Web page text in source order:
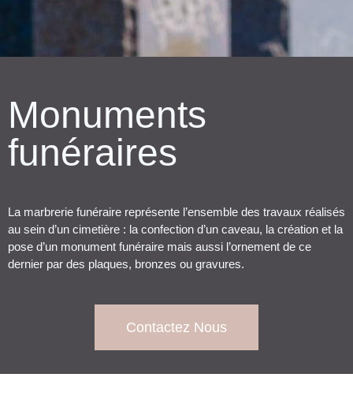
Monuments
funéraires
La marbrerie funéraire représente l’ensemble des travaux réalisés
au sein d’un cimetière : la confection d’un caveau, la création et la
pose d’un monument funéraire mais aussi l’ornement de ce
dernier par des plaques, bronzes ou gravures.
Contactez Nous